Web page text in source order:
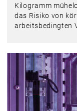
Kilogramm
das Risiko von
arbeitsbedingten